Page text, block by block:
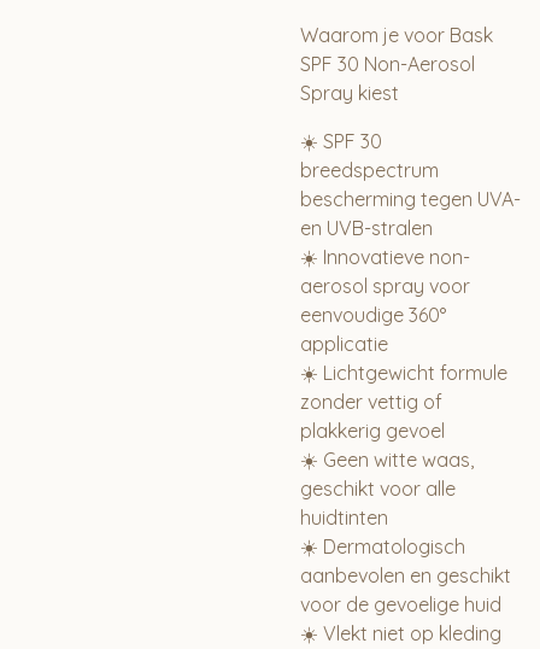
Waarom je voor Bask
SPF 30 Non-Aerosol
Spray kiest
☀️ SPF 30
breedspectrum
bescherming tegen UVA-
en UVB-stralen
☀️ Innovatieve non-
aerosol spray voor
eenvoudige 360°
applicatie
☀️ Lichtgewicht formule
zonder vettig of
plakkerig gevoel
☀️ Geen witte waas,
geschikt voor alle
huidtinten
☀️ Dermatologisch
aanbevolen en geschikt
voor de gevoelige huid
☀️ Vlekt niet op kleding